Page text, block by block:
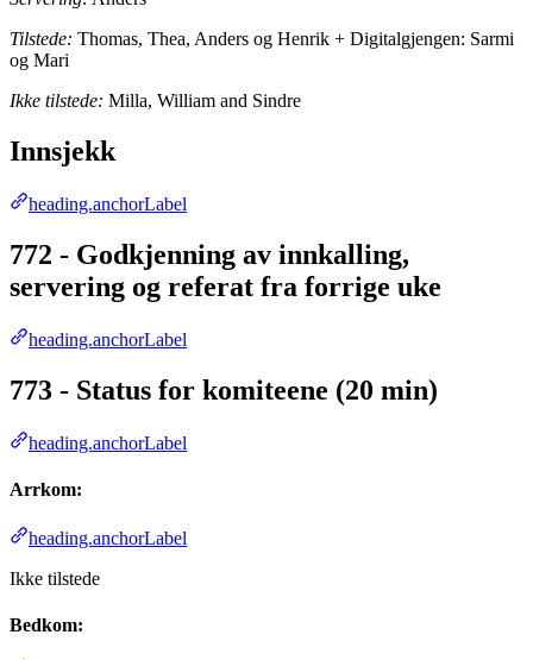
Tilstede: Thomas, Thea, Anders og Henrik + Digitalgjengen: Sarmi
og Mari
Ikke tilstede: Milla, William and Sindre
Innsjekk
heading.anchorLabel
772 - Godkjenning av innkalling,
servering og referat fra forrige uke
heading.anchorLabel
773 - Status for komiteene (20 min)
heading.anchorLabel
Arrkom:
heading.anchorLabel
Ikke tilstede
Bedkom: